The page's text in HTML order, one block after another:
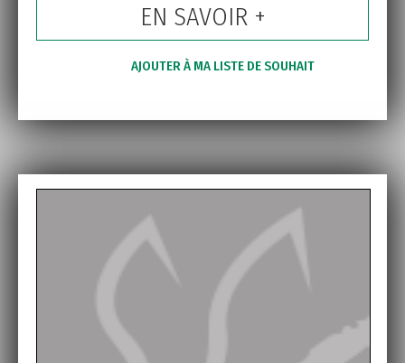
EN SAVOIR +
AJOUTER À MA LISTE DE SOUHAIT